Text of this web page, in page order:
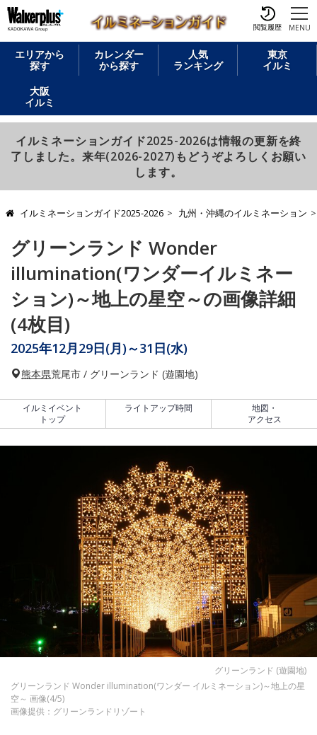
閲覧履歴 MENU
エリアから
探す
カレンダー
から探す
人気
ランキング
東京
イルミ
大阪
イルミ
イルミネーションガイド2025-2026は情報の更新を終
了しました。来年(2026-2027)もどうぞよろしくお願い
します。
イルミネーションガイド2025-2026 九州・沖縄のイルミネーション
グリーンランド Wonder
illumination(ワンダーイルミネー
ション)～地上の星空～の画像詳細
(4枚目)
2025年12月29日(月)～31日(水)
熊本県荒尾市 / グリーンランド (遊園地)
イルミイベント
トップ
ライトアップ時間
地図・
アクセス
グリーンランド (遊園地)
グリーンランド Wonder illumination(ワンダー イルミネーション)～地上の星
空～ 画像(4/5)
画像提供：グリーンランドリゾート